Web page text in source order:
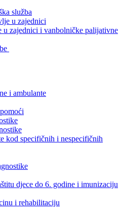
služba
u zajednici
u zajednici i vanbolničke palijativne
i ambulante
kod specifičnih i nespecifičnih
djece do 6. godine i imunizaciju
i rehabilitaciju